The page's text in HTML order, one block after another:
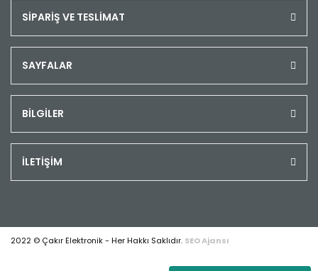
SİPARİŞ VE TESLİMAT
SAYFALAR
BİLGİLER
İLETİŞİM
2022 © Çakır Elektronik - Her Hakkı Saklıdır. SEO Ajansı